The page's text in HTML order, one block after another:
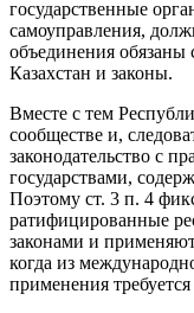
государственные
самоуправления,
объединения
Казахстан и законы.
Вместе с тем
сообществе и,
законодательство с
государствами,
Поэтому ст. 3 п. 4
ратифицированные
законами и
когда из
применения